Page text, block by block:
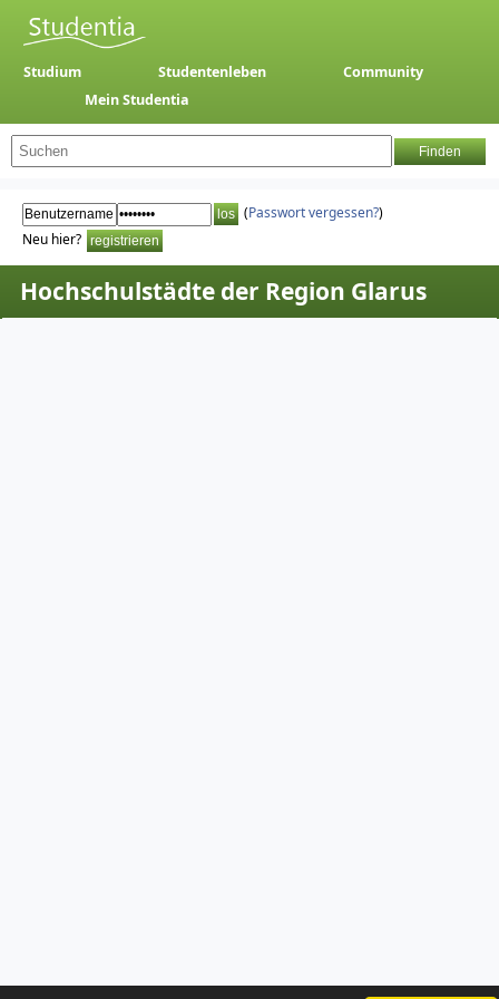
Studium Studentenleben
Community
Mein Studentia
(Passwort vergessen?)
Neu hier?
Hochschulstädte der Region Glarus